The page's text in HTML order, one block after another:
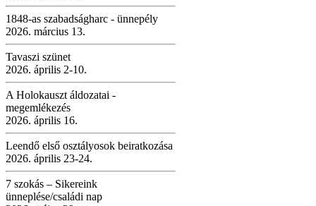
1848-as szabadságharc - ünnepély
2026. március 13.
Tavaszi szünet
2026. április 2-10.
A Holokauszt áldozatai -
megemlékezés
2026. április 16.
Leendő első osztályosok beiratkozása
2026. április 23-24.
7 szokás – Sikereink
ünneplése/családi nap